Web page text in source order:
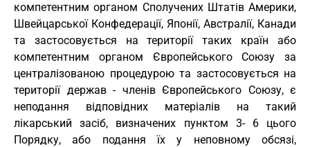
компетентним органом Сполучених Штатів Америки,
Швейцарської Конфедерації, Японії, Австралії, Канади
та застосовується на території таких країн або
компетентним органом Європейського Союзу за
централізованою процедурою та застосовується на
території держав - членів Європейського Союзу, є
неподання відповідних матеріалів на такий
лікарський засіб, визначених пунктом 3- 6 цього
Порядку, або подання їх у неповному обсязі,